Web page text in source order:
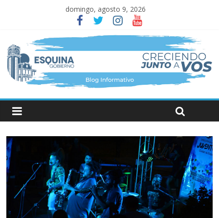
domingo, agosto 9, 2026